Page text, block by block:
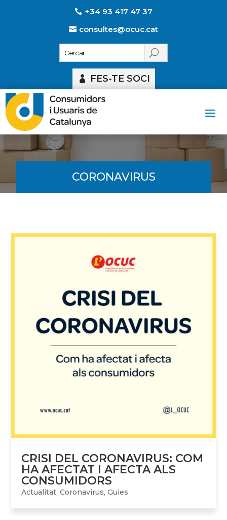
+34 93 417 47 37
consultes@ocuc.cat
FES-TE SOCI
CORONAVIRUS
CRISI DEL CORONAVIRUS: COM
HA AFECTAT I AFECTA ALS
CONSUMIDORS
Actualitat,Coronavirus,Guies